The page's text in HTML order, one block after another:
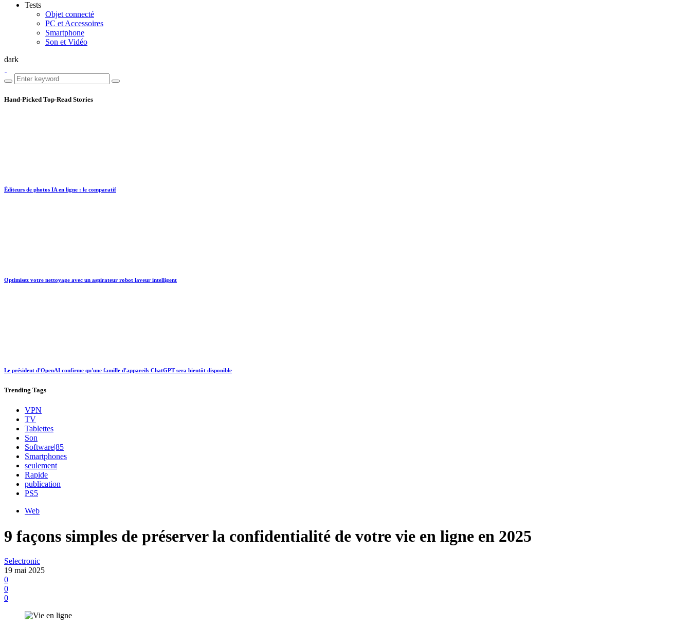
Tests
Objet connecté
PC et Accessoires
Smartphone
Son et Vidéo
dark
Hand-Picked Top-Read Stories
Éditeurs de photos IA en ligne : le comparatif
Optimisez votre nettoyage avec un aspirateur robot laveur intelligent
Le président d'OpenAI confirme qu'une famille d'appareils ChatGPT sera bientôt disponible
Trending Tags
VPN
TV
Tablettes
Son
Software|85
Smartphones
seulement
Rapide
publication
PS5
Web
9 façons simples de préserver la confidentialité de votre vie en ligne en 2025
Selectronic
19 mai 2025
0
0
0